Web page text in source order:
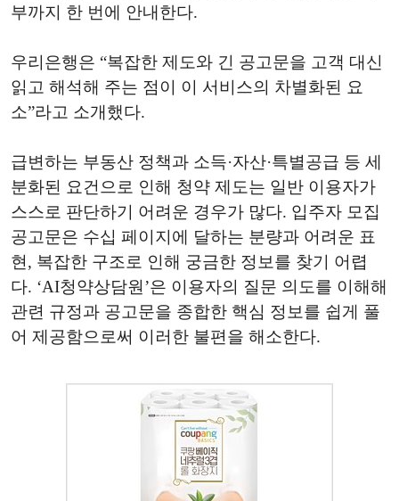
부까지 한 번에 안내한다.
우리은행은 “복잡한 제도와 긴 공고문을 고객 대신
읽고 해석해 주는 점이 이 서비스의 차별화된 요
소”라고 소개했다.
급변하는 부동산 정책과 소득·자산·특별공급 등 세
분화된 요건으로 인해 청약 제도는 일반 이용자가
스스로 판단하기 어려운 경우가 많다. 입주자 모집
공고문은 수십 페이지에 달하는 분량과 어려운 표
현, 복잡한 구조로 인해 궁금한 정보를 찾기 어렵
다. ‘AI청약상담원’은 이용자의 질문 의도를 이해해
관련 규정과 공고문을 종합한 핵심 정보를 쉽게 풀
어 제공함으로써 이러한 불편을 해소한다.